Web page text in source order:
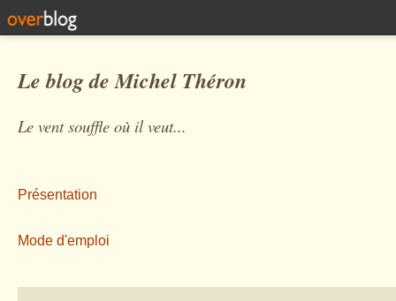
Le blog de Michel Théron
Le vent souffle où il veut...
Présentation
Mode d'emploi